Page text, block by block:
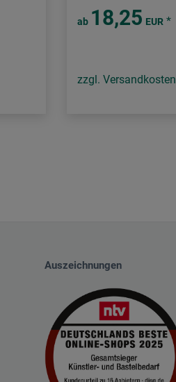
ab 18,25 EUR *
zzgl. Versandkosten
Auszeichnungen